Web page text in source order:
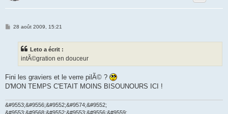
M28 août 2009, 15:21
Leto a écrit :
intÃ©gration en douceur
Fini les graviers et le verre pilÃ© ?
D'MON TEMPS C'ETAIT MOINS BISOUNOURS ICI !
&#9553;&#9556;&#9552;&#9574;&#9552;
&#9553;&#9568;&#9552;&#9553;&#9556;&#9559;